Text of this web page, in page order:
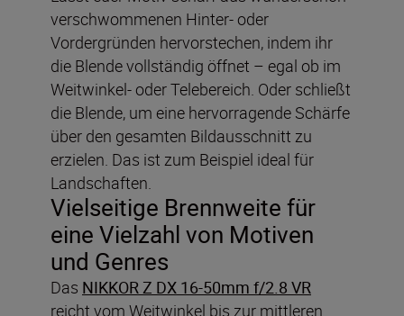
verschwommenen Hinter- oder
Vordergründen hervorstechen, indem ihr
die Blende vollständig öffnet – egal ob im
Weitwinkel- oder Telebereich. Oder schließt
die Blende, um eine hervorragende Schärfe
über den gesamten Bildausschnitt zu
erzielen. Das ist zum Beispiel ideal für
Landschaften.
Vielseitige Brennweite für
eine Vielzahl von Motiven
und Genres
Das NIKKOR Z DX 16-50mm f/2.8 VR
reicht vom Weitwinkel bis zur mittleren